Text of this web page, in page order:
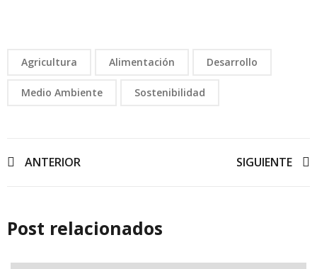
Agricultura Alimentación Desarrollo
Medio Ambiente Sostenibilidad
ANTERIOR SIGUIENTE
Post relacionados